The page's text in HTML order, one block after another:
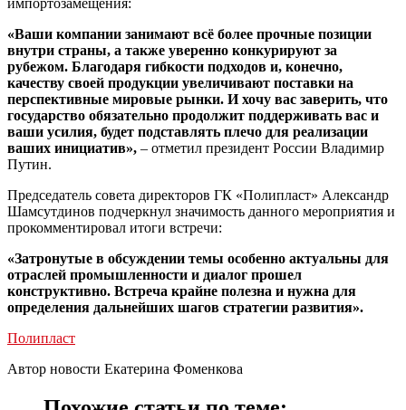
«Ваши компании занимают всё более прочные позиции
внутри страны, а также уверенно конкурируют за
рубежом. Благодаря гибкости подходов и, конечно,
качеству своей продукции увеличивают поставки на
перспективные мировые рынки. И хочу вас заверить, что
государство обязательно продолжит поддерживать вас и
ваши усилия, будет подставлять плечо для реализации
ваших инициатив», – отметил президент России Владимир
Путин.
Председатель совета директоров ГК «Полипласт» Александр
Шамсутдинов подчеркнул значимость данного мероприятия и
прокомментировал итоги встречи:
«Затронутые в обсуждении темы особенно актуальны для
отраслей промышленности и диалог прошел
конструктивно. Встреча крайне полезна и нужна для
определения дальнейших шагов стратегии развития».
Полипласт
Автор новости Екатерина Фоменкова